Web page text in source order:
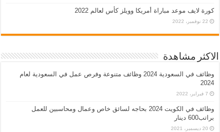
كورة لايف موعد مباراة أمريكا وويلز كأس لعالم 2022
22 نوفمبر، 2022
الاكثر مشاهدة
وظائف في السعودية 2024 وظائف متنوعة وفرص عمل في السعودية لعام
2024
7 فبراير، 2022
وظائف في الكويت 2024 بحاجه لسائق خاص وعمال ومحاسبين للعمل
براتب600 دينار
20 ديسمبر، 2021